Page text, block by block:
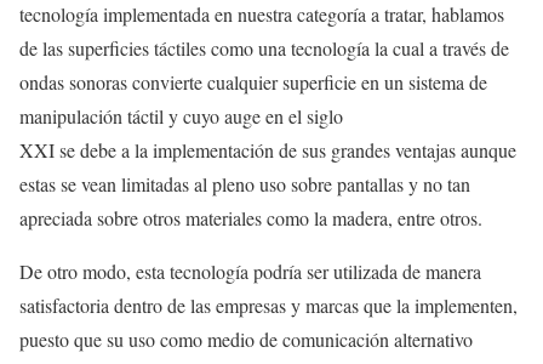
tecnología implementada en nuestra categoría a tratar, hablamos
de las superficies táctiles como una tecnología la cual a través de
ondas sonoras convierte cualquier superficie en un sistema de
manipulación táctil y cuyo auge en el siglo
XXI se debe a la implementación de sus grandes ventajas aunque
estas se vean limitadas al pleno uso sobre pantallas y no tan
apreciada sobre otros materiales como la madera, entre otros.
De otro modo, esta tecnología podría ser utilizada de manera
satisfactoria dentro de las empresas y marcas que la implementen,
puesto que su uso como medio de comunicación alternativo